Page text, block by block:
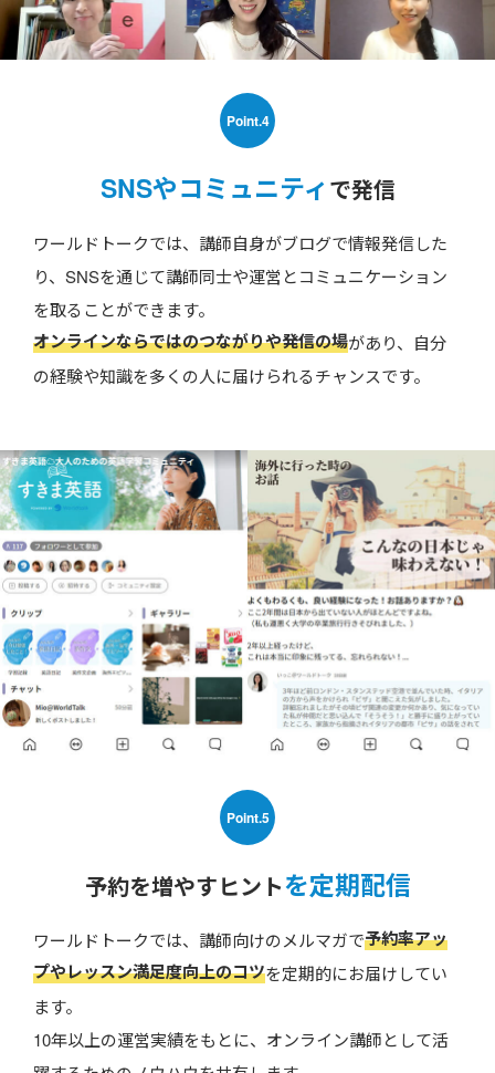
Point.4
SNSやコミュニティで発信
ワールドトークでは、講師自身がブログで情報発信した
り、SNSを通じて講師同士や運営とコミュニケーション
を取ることができます。
オンラインならではのつながりや発信の場があり、自分
の経験や知識を多くの人に届けられるチャンスです。
Point.5
予約を増やすヒントを定期配信
ワールドトークでは、講師向けのメルマガで予約率アッ
プやレッスン満足度向上のコツを定期的にお届けしてい
ます。
10年以上の運営実績をもとに、オンライン講師として活